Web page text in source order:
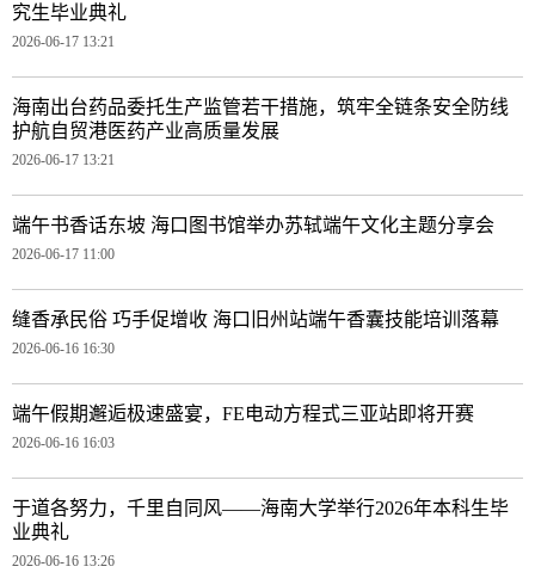
究生毕业典礼
2026-06-17 13:21
海南出台药品委托生产监管若干措施，筑牢全链条安全防线
护航自贸港医药产业高质量发展
2026-06-17 13:21
端午书香话东坡 海口图书馆举办苏轼端午文化主题分享会
2026-06-17 11:00
缝香承民俗 巧手促增收 海口旧州站端午香囊技能培训落幕
2026-06-16 16:30
端午假期邂逅极速盛宴，FE电动方程式三亚站即将开赛
2026-06-16 16:03
于道各努力，千里自同风——海南大学举行2026年本科生毕
业典礼
2026-06-16 13:26